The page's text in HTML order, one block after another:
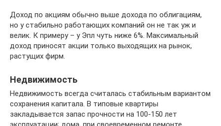
Доход по акциям обычно выше дохода по облигациям,
но у стабильно работающих компаний он не так уж и
велик. К примеру – у Эпл чуть ниже 6%. Максимальный
доход приносят акции только выходящих на рынок,
растущих фирм.
Недвижимость
Недвижимость всегда считалась стабильным вариантом
сохранения капитала. В типовые квартиры
закладывается запас прочности на 100-150 лет